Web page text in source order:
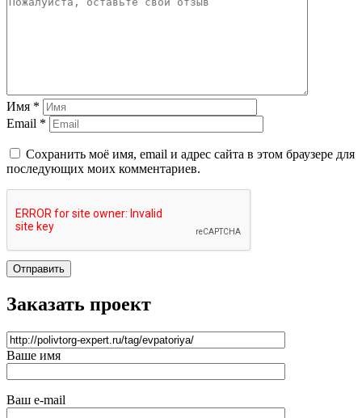
Имя *
Email *
Сохранить моё имя, email и адрес сайта в этом браузере для
последующих моих комментариев.
Отправить
Заказать проект
Ваше имя
Ваш e-mail